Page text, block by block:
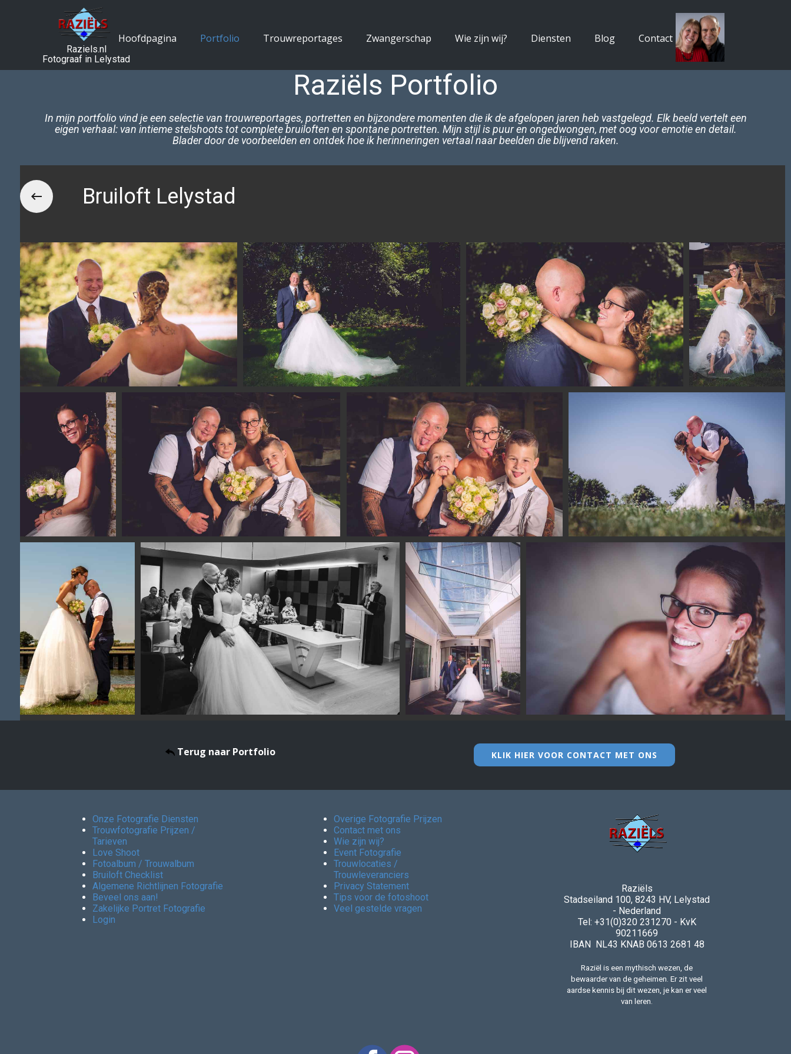
Hoofdpagina Portfolio Trouwreportages Zwangerschap Wie zijn wij? Diensten Blog Contact
Raziels.nl
Fotograaf in Lelystad
Raziëls Portfolio
In mijn portfolio vind je een selectie van trouwreportages, portretten en bijzondere momenten die ik de afgelopen jaren heb vastgelegd. Elk beeld vertelt een
eigen verhaal: van intieme stelshoots tot complete b​ruiloften en spontane portretten. Mijn stijl is puur en ongedwongen, met oog voor emotie en detail.
Blader door de voorbeelden en ontdek hoe ik herinneringen vertaal naar beelden die blijvend raken.
Bruiloft Lelystad
KLIK HIER VOOR CONTACT MET ONS
Terug naar Portfolio
Onze Fotografie Diensten
Trouwfotografie Prijzen /
Tarieven
Love Shoot
Fotoalbum / Trouwalbum
Bruiloft Checklist
Algemene Richtlijnen Fotografie
Beveel ons aan!
Zakelijke Portret Fotografie
Login
Overige Fotografie Prijzen
Contact met ons
Wie zijn wij?
Event Fotografie
Trouwlocaties /
Trouwleveranciers
Privacy Statement
Tips voor de fotoshoot
Veel gestelde vragen
Raziëls
Stadseiland 100, 8243 HV, Lelystad
- Nederland
Tel: +31(0)320 231270 - KvK
90211669
IBAN NL43 KNAB 0613 2681 48
Raziël is een mythisch wezen, de
bewaarder van de geheimen. Er zit veel
aardse kennis bij dit wezen, je kan er veel
van leren.